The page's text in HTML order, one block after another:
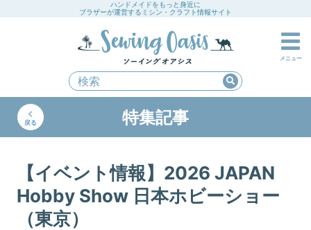
ハンドメイドをもっと身近に
ブラザーが運営するミシン・クラフト情報サイト
メニュー
戻る 特集記事
【イベント情報】2026 JAPAN
Hobby Show 日本ホビーショー
（東京）